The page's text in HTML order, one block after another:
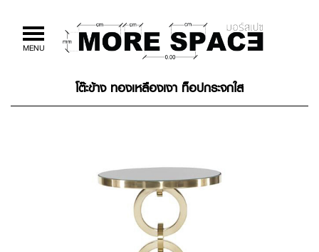
Toggle
navigation
MENU
โต๊ะข้าง ทองเหลืองเงา ท็อปกระจกใส